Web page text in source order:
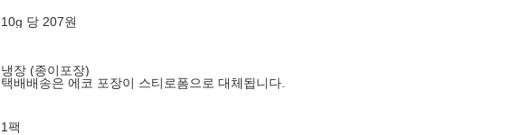
10g 당 207원
냉장 (종이포장)
택배배송은 에코 포장이 스티로폼으로 대체됩니다.
1팩